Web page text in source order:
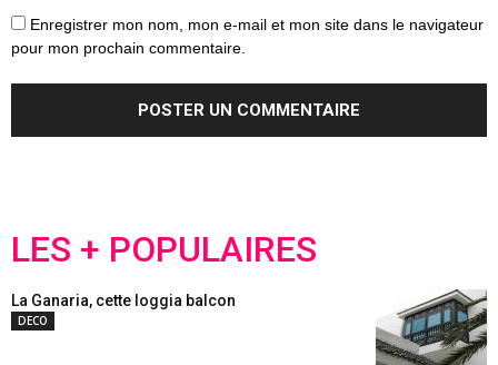
Enregistrer mon nom, mon e-mail et mon site dans le navigateur
pour mon prochain commentaire.
LES + POPULAIRES
La Ganaria, cette loggia balcon
DECO